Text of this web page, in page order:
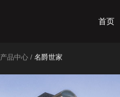
首页
产品中心 /名爵世家